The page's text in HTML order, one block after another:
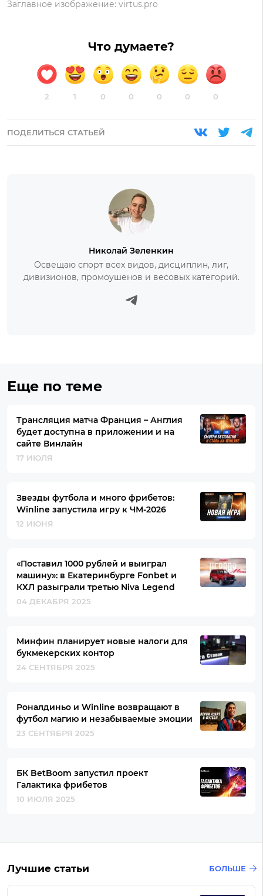
Заглавное изображение: virtus.pro
Что думаете?
2 1 0 0 0 0 0
ПОДЕЛИТЬСЯ СТАТЬЕЙ
Николай Зеленкин
Освещаю спорт всех видов, дисциплин, лиг,
дивизионов, промоушенов и весовых категорий.
Еще по теме
Трансляция матча Франция – Англия
будет доступна в приложении и на
сайте Винлайн
17 ИЮЛЯ
Звезды футбола и много фрибетов:
Winline запустила игру к ЧМ-2026
12 ИЮНЯ
«Поставил 1000 рублей и выиграл
машину»: в Екатеринбурге Fonbet и
КХЛ разыграли третью Niva Legend
04 ДЕКАБРЯ 2025
Минфин планирует новые налоги для
букмекерских контор
24 СЕНТЯБРЯ 2025
Роналдиньо и Winline возвращают в
футбол магию и незабываемые эмоции
23 СЕНТЯБРЯ 2025
БК BetBoom запустил проект
Галактика фрибетов
10 ИЮЛЯ 2025
Лучшие статьи БОЛЬШЕ